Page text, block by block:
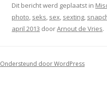
Dit bericht werd geplaatst in
photo, seks, sex, sexting,
april 2013 doorArnout de Vries.
Ondersteund door WordPress